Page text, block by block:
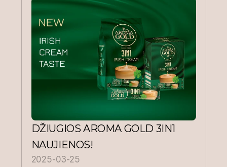
DŽIUGIOS AROMA GOLD 3IN1
NAUJIENOS!
2025-03-25